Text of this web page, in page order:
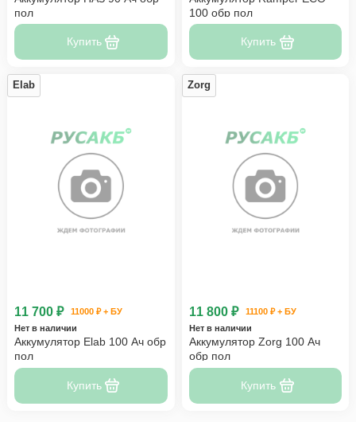
пол
Купить
100 обр пол
Купить
Elab
11 700 ₽
11000 ₽ + БУ
Нет в наличии
Аккумулятор Elab 100 Ач обр
пол
Купить
Zorg
11 800 ₽
11100 ₽ + БУ
Нет в наличии
Аккумулятор Zorg 100 Ач
обр пол
Купить